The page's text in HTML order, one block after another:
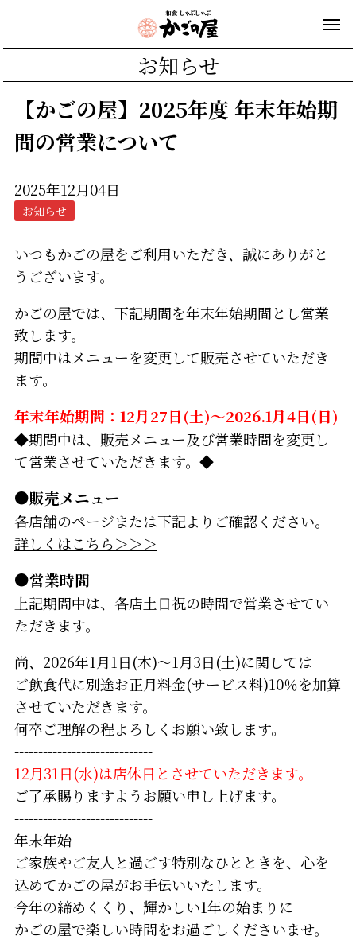
お知らせ
【かごの屋】2025年度 年末年始期
間の営業について
2025年12月04日
お知らせ
いつもかごの屋をご利用いただき、誠にありがと
うございます。
かごの屋では、下記期間を年末年始期間とし営業
致します。
期間中はメニューを変更して販売させていただき
ます。
年末年始期間：12月27日(土)～2026.1月4日(日)
◆期間中は、販売メニュー及び営業時間を変更し
て営業させていただきます。◆
●販売メニュー
各店舗のページまたは下記よりご確認ください。
詳しくはこちら＞＞＞
●営業時間
上記期間中は、各店土日祝の時間で営業させてい
ただきます。
尚、2026年1月1日(木)～1月3日(土)に関しては
ご飲食代に別途お正月料金(サービス料)10％を加算
させていただきます。
何卒ご理解の程よろしくお願い致します。
-----------------------------
12月31日(水)は店休日とさせていただきます。
ご了承賜りますようお願い申し上げます。
-----------------------------
年末年始
ご家族やご友人と過ごす特別なひとときを、心を
込めてかごの屋がお手伝いいたします。
今年の締めくくり、輝かしい1年の始まりに
かごの屋で楽しい時間をお過ごしくださいませ。